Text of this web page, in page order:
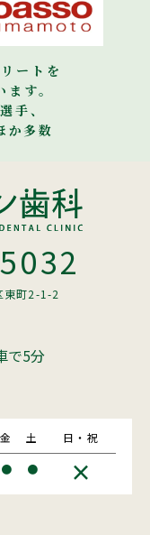
ートを
す。
手、
か多数
東町2-1-2
で5分
金 土
日・祝
● ● ×